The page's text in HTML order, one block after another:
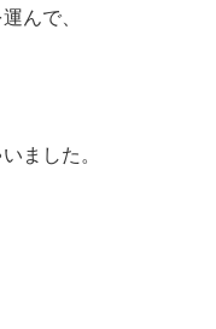
んで、
ました。